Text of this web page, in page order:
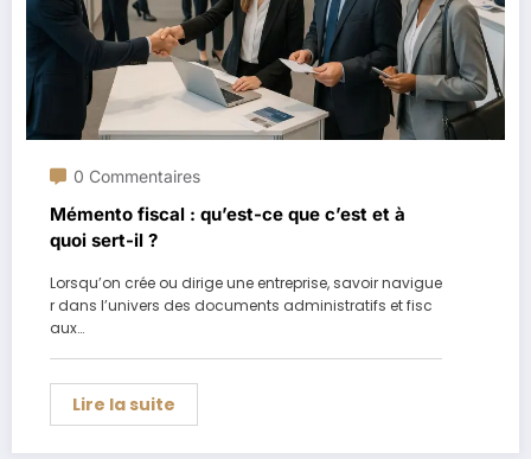
0 Commentaires
Mémento fiscal : qu’est-ce que c’est et à
quoi sert-il ?
Lorsqu’on crée ou dirige une entreprise, savoir navigue
r dans l’univers des documents administratifs et fisc
aux…
Lire la suite